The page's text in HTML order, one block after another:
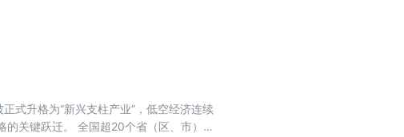
式升格为“新兴支柱产业”，低空经济连续
关键跃迁。 全国超20个省（区、市）将